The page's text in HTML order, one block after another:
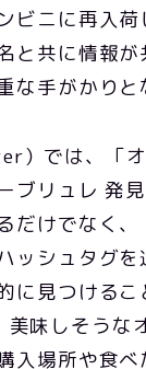
ニに再入荷
と共に情報
な手がかりと
）では、「
ブリュレ 発
だけでなく
ッシュタグ
に見つけるこ
味しそうな
入場所や食